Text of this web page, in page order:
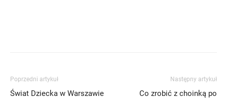
Poprzedni artykuł
Świat Dziecka w Warszawie
Następny artykuł
Co zrobić z choinką po